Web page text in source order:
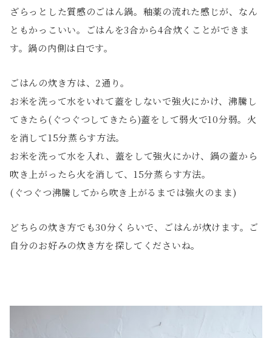
ざらっとした質感のごはん鍋。釉薬の流れた感じが、なん
ともかっこいい。ごはんを3合から4合炊くことができま
す。鍋の内側は白です。
ごはんの炊き方は、2通り。
お米を洗って水をいれて蓋をしないで強火にかけ、沸騰し
てきたら(ぐつぐつしてきたら)蓋をして弱火で10分弱。火
を消して15分蒸らす方法。
お米を洗って水を入れ、蓋をして強火にかけ、鍋の蓋から
吹き上がったら火を消して、15分蒸らす方法。
(ぐつぐつ沸騰してから吹き上がるまでは強火のまま)
どちらの炊き方でも30分くらいで、ごはんが炊けます。ご
自分のお好みの炊き方を探してくださいね。